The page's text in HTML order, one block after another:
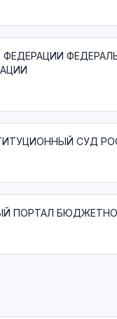
ФЕДЕРАЦИИ
СУД
ПОРТАЛ